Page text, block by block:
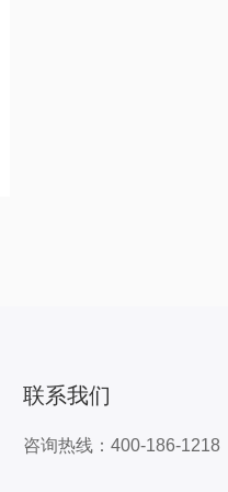
联系我们
咨询热线：400-186-1218